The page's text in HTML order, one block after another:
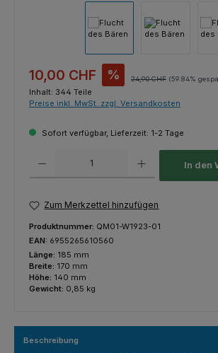
Verkaufspreis:
10,00 CHF % Regulärer Preis:
24,90 CHF (59.84%
Inhalt: 344 Teile
Preise inkl. MwSt. zzgl. Versandkosten
Sofort verfügbar, Lieferzeit: 1-2 Tage
In den
Zum Merkzettel hinzufügen
Produktnummer: QM01-W1923-01
EAN: 6955265610560
Länge: 185 mm
Breite: 170 mm
Höhe: 140 mm
Gewicht: 0,85 kg
Beschreibung